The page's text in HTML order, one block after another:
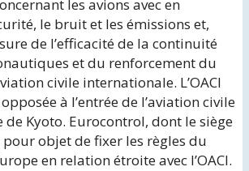
les avions avec en
le bruit et les émissions et,
de l’efficacité de la continuité
et du renforcement du
civile internationale. L’OACI
à l’entrée de l’aviation civile
Kyoto. Eurocontrol, dont le siège
pour objet de fixer les règles du
en relation étroite avec l’OACI.